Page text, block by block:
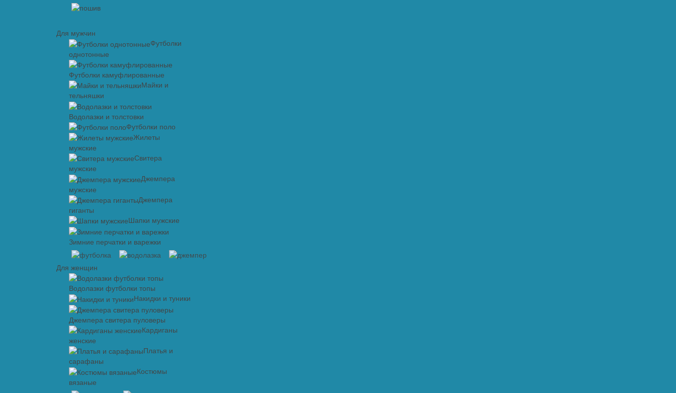
Для мужчин
Футболки
однотонные
Футболки камуфлированные
Майки и
тельняшки
Водолазки и толстовки
Футболки поло
Жилеты
мужские
Свитера
мужские
Джемпера
мужские
Джемпера
гиганты
Шапки мужские
Зимние перчатки и варежки
Для женщин
Водолазки футболки топы
Накидки и туники
Джемпера свитера пуловеры
Кардиганы
женские
Платья и
сарафаны
Костюмы
вязаные